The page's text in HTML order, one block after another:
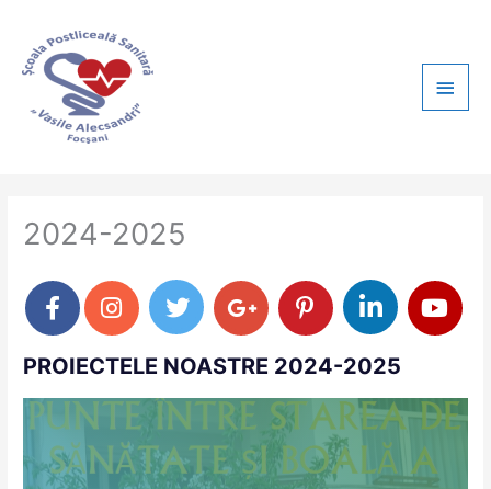
content
Menu
2024-2025
PROIECTELE NOASTRE 2024-2025